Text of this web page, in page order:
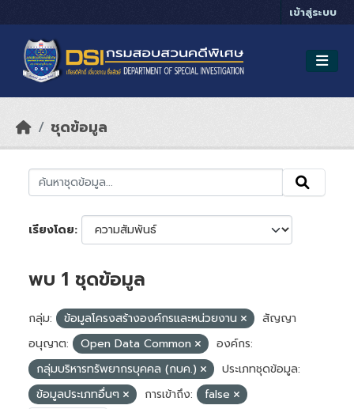
เข้าสู่ระบบ
ชุดข้อมูล
เรียงโดย
พบ 1 ชุดข้อมูล
กลุ่ม: ข้อมูลโครงสร้างองค์กรและหน่วยงาน
สัญญา
อนุญาต:
Open Data Common
องค์กร:
กลุ่มบริหารทรัพยากรบุคคล (กบค.)
ประเภทชุดข้อมูล:
ข้อมูลประเภทอื่นๆ
การเข้าถึง: false